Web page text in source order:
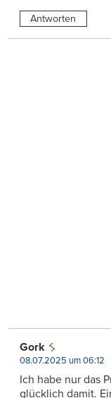
Antworten
Gork
08.07.2025 um 06:12
Ich habe nur das
glücklich damit.